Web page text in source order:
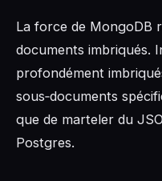
La force de MongoDB
documents imbriqués.
profondément
sous‑documents
que de marteler du
Postgres.